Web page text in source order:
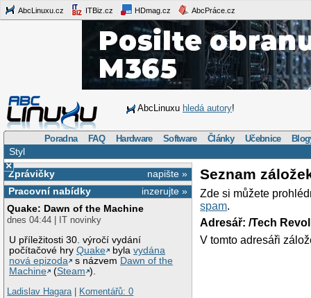
AbcLinuxu.cz ITBiz.cz HDmag.cz AbcPráce.cz
AbcLinuxu hledá autory!
Poradna FAQ Hardware Software Články Učebnice
Styl
×
napište »
Zprávičky
inzerujte »
Pracovní nabídky
Quake: Dawn of the Machine
dnes 04:44 | IT novinky
U příležitosti 30. výročí vydání
počítačové hryQuake bylavydána
nová epizoda
s názvem Dawn of the
Machine
(Steam ).
Ladislav Hagara| Komentářů: 0
Seznam
Zde si můžete
spam.
Adresář: /Tech
V tomto adresáři